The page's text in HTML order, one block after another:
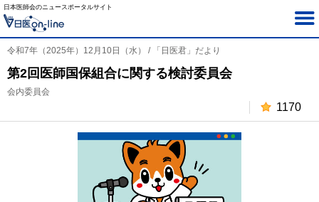
日本医師会のニュースポータルサイト
令和7年（2025年）12月10日（水） / 「日医君」だより
第2回医師国保組合に関する検討委員会
会内委員会
1170